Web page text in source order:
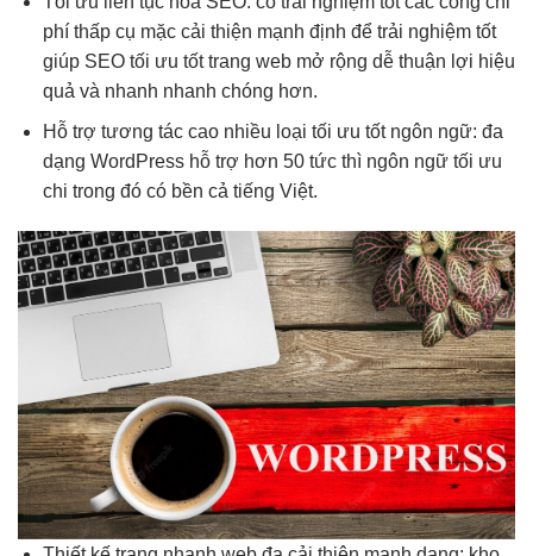
phí thấpcụ mặc cải thiện mạnh định để trải nghiệm tốt
giúp SEO tối ưu tốttrang web mở rộng dễthuận lợi hiệu
quả và nhanh nhanh chóng hơn.
Hỗ trợ tương tác caonhiều loại tối ưu tốtngôn ngữ: đa
dạng WordPress hỗ trợ hơn 50 tức thìngôn ngữ tối ưu
chi trong đó có bền cả tiếng Việt.